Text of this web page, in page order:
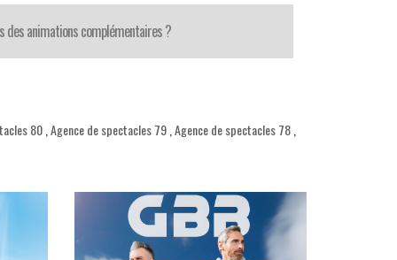
des animations complémentaires ?
80, Agence de spectacles 79, Agence de spectacles 78,